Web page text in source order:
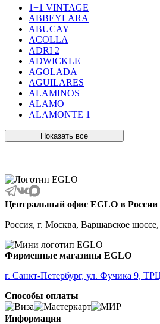
1+1 VINTAGE
ABBEYLARA
ABUCAY
ACOLLA
ADRI 2
ADWICKLE
AGOLADA
AGUILARES
ALAMINOS
ALAMO
ALAMONTE 1
ALBARACCIN
ALCUDIA
ALDERNEY
ALMANZORA
ALMEIDA
ALMEIDA 2
ALMONTE
ALMUDAINA
ALOBRASE
ALSAGER
ALVEZ
AMADORA
AMAKUSA
Показать все
Центральный офис EGLO в России
Россия, г. Москва, Варшавское
Фирменные магазины EGLO
г. Санкт-Петербург, ул. Фучика 9,
Способы оплаты
Информация